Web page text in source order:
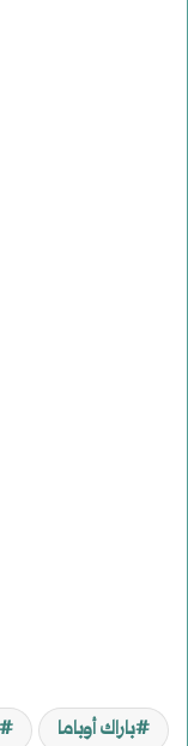
باراك أوباما